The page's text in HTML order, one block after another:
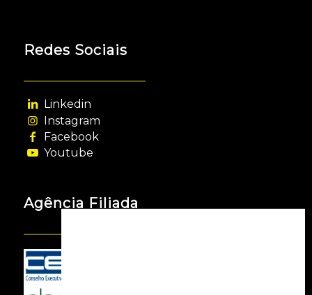
Redes Sociais
Linkedin
Instagram
Facebook
Youtube
Agência Filiada